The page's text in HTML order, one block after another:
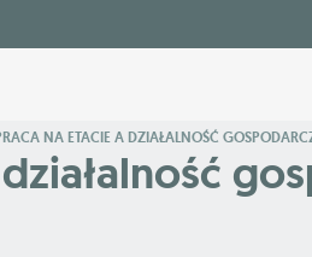
NA ETACIE A DZIAŁALNOŚĆ